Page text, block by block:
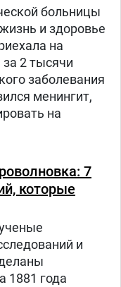
больницы
и здоровье
на
2 тысячи
заболевания
менингит,
на
7
которые
и
1881 года